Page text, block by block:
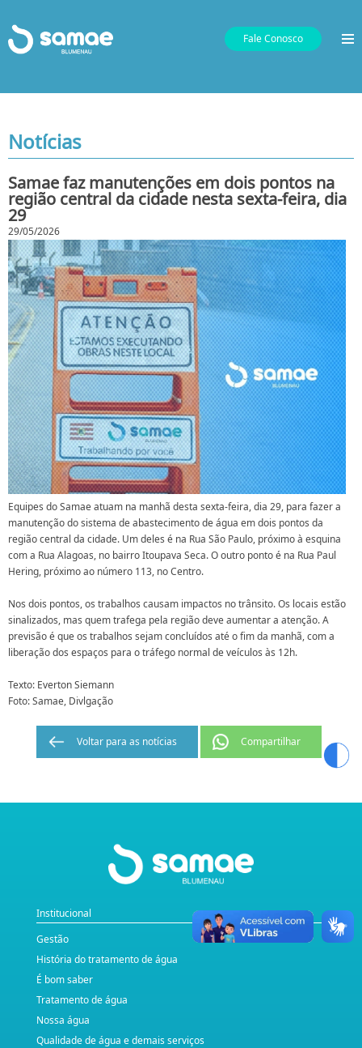
Fale Conosco
Notícias
Samae faz manutenções em dois pontos na
região central da cidade nesta sexta-feira, dia
29
29/05/2026
Equipes do Samae atuam na manhã desta sexta-feira, dia 29, para fazer a
manutenção do sistema de abastecimento de água em dois pontos da
região central da cidade. Um deles é na Rua São Paulo, próximo à esquina
com a Rua Alagoas, no bairro Itoupava Seca. O outro ponto é na Rua Paul
Hering, próximo ao número 113, no Centro.
Nos dois pontos, os trabalhos causam impactos no trânsito. Os locais estão
sinalizados, mas quem trafega pela região deve aumentar a atenção. A
previsão é que os trabalhos sejam concluídos até o fim da manhã, com a
liberação dos espaços para o tráfego normal de veículos às 12h.
Texto: Everton Siemann
Foto: Samae, Divlgação
Voltar para as notícias Compartilhar
Institucional
Gestão
História do tratamento de água
É bom saber
Tratamento de água
Nossa água
Qualidade de água e demais serviços